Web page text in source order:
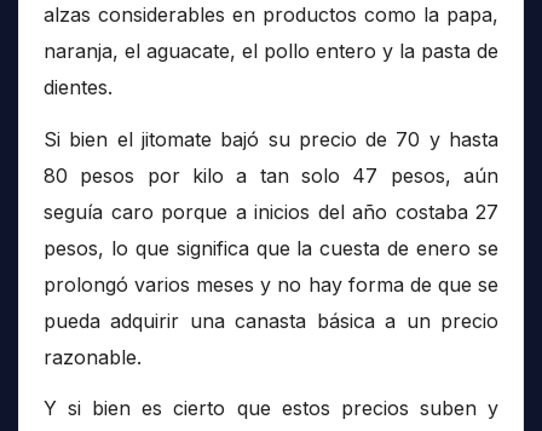
alzas considerables en productos como la papa,
naranja, el aguacate, el pollo entero y la pasta de
dientes.
Si bien el jitomate bajó su precio de 70 y hasta
80 pesos por kilo a tan solo 47 pesos, aún
seguía caro porque a inicios del año costaba 27
pesos, lo que significa que la cuesta de enero se
prolongó varios meses y no hay forma de que se
pueda adquirir una canasta básica a un precio
razonable.
Y si bien es cierto que estos precios suben y